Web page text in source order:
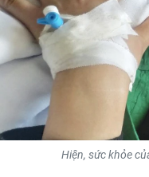
Y TẾ
KHOA HỌC - CÔNG
MÔI TRƯỜNG
BẠN ĐỌC
Hiện, sức khỏe